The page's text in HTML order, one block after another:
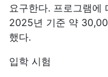
요구한다. 프로그램에
2025년 기준 약
했다.
입학 시험